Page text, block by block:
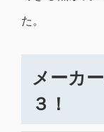
た。
メーカ
３！